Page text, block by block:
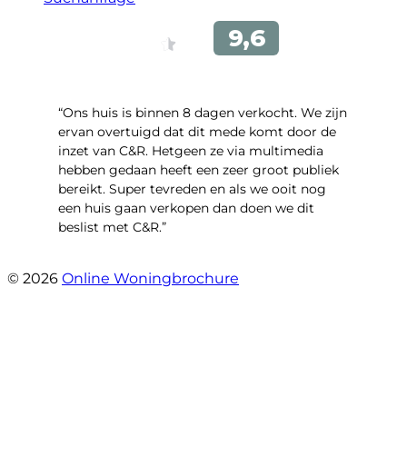
“Ons huis is binnen 8 dagen verkocht. We zijn
ervan overtuigd dat dit mede komt door de
inzet van C&R. Hetgeen ze via multimedia
hebben gedaan heeft een zeer groot publiek
bereikt. Super tevreden en als we ooit nog
een huis gaan verkopen dan doen we dit
beslist met C&R.”
© 2026 Online Woningbrochure